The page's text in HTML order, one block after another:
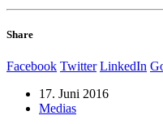
Share
Facebook Twitter LinkedIn
17. Juni 2016
Medias